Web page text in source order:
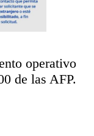
operativo
de las AFP.